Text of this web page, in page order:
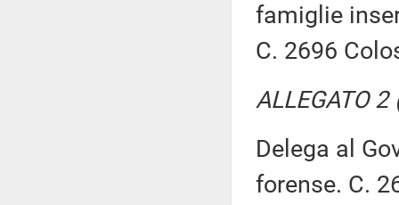
famiglie
C. 2696
ALLEGATO
Delega al
forense. C.